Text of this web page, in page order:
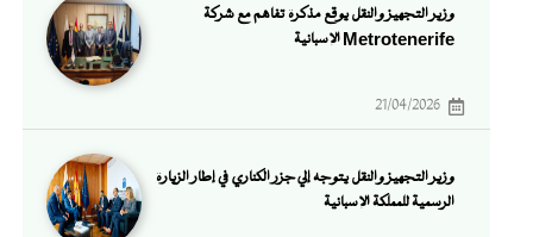
وزير التجهيز والنقل يوقع مذكرة تفاهم مع شركة
Metrotenerife الإسبانية
21/04/2026
وزير التجهيز والنقل يتوجه إلي جزر الكناري في إطار الزيارة
الرسمية للمملكة الإسبانية